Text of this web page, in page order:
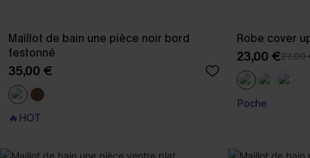
Maillot de bain une pièce noir bord
festonné
35,00 €
🔥HOT
Robe cover
23,00 €27,00
Poche